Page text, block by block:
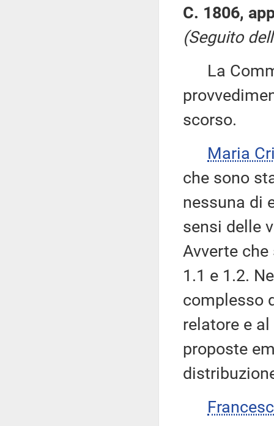
C. 1806,
(Seguito
La
scorso.
Maria
che sono
nessuna di
sensi delle
Avverte
1.1 e 1.2.
complesso
relatore e
proposte